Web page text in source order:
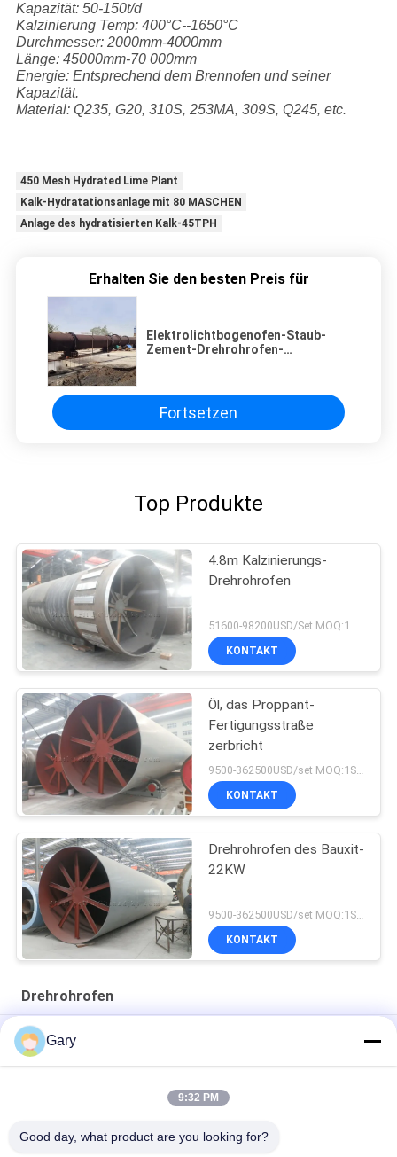
Kapazität: 50-150t/d
Kalzinierung Temp: 400°C--1650°C
Durchmesser: 2000mm-4000mm
Länge: 45000mm-70 000mm
Energie: Entsprechend dem Brennofen und seiner
Kapazität.
Material: Q235, G20, 310S, 253MA, 309S, Q245, etc.
450 Mesh Hydrated Lime Plant
Kalk-Hydratationsanlage mit 80 MASCHEN
Anlage des hydratisierten Kalk-45TPH
Erhalten Sie den besten Preis für
Elektrolichtbogenofen-Staub-
Zement-Drehrohrofen-
Fortsetzen
Top Produkte
4.8m Kalzinierungs-
Drehrohrofen
51600-98200USD/Set MOQ:1 Satz
KONTAKT
Öl, das Proppant-
Fertigungsstraße
zerbricht
KONTAKT
Drehrohrofen des Bauxit-
22KW
KONTAKT
Drehrohrofen
Anpassungsfähige Biomedizinabfallverbrennungsanlage für
eine wirksame Abfallbehandlung
Gary
9:32 PM
Good day, what product are you looking for?